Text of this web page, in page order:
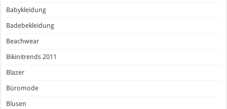
Babykleidung
Badebekleidung
Beachwear
Bikinitrends 2011
Blazer
Büromode
Blusen